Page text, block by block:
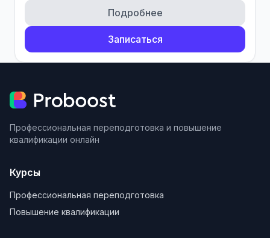
Подробнее
Записаться
Профессиональная переподготовка и повышение
квалификации онлайн
Курсы
Профессиональная переподготовка
Повышение квалификации